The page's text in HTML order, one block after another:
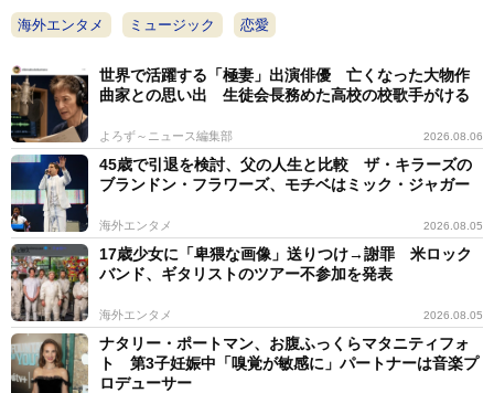
海外エンタメ ミュージック 恋愛
世界で活躍する「極妻」出演俳優 亡くなった大物作
曲家との思い出 生徒会長務めた高校の校歌手がける
よろず～ニュース編集部 2026.08.06
45歳で引退を検討、父の人生と比較 ザ・キラーズの
ブランドン・フラワーズ、モチベはミック・ジャガー
海外エンタメ 2026.08.05
17歳少女に「卑猥な画像」送りつけ→謝罪 米ロック
バンド、ギタリストのツアー不参加を発表
海外エンタメ 2026.08.05
ナタリー・ポートマン、お腹ふっくらマタニティフォ
ト 第3子妊娠中「嗅覚が敏感に」パートナーは音楽プ
ロデューサー